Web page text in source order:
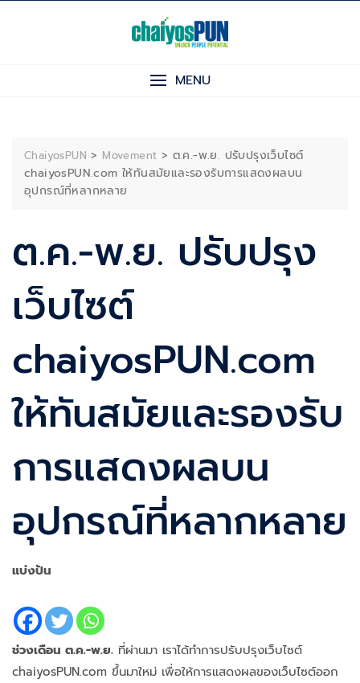
MENU
ChaiyosPUN > Movement > ต.ค.-พ.ย. ปรับปรุงเว็บไซต์
chaiyosPUN.com ให้ทันสมัยและรองรับการแสดงผลบน
อุปกรณ์ที่หลากหลาย
ต.ค.-พ.ย. ปรับปรุง
เว็บไซต์
chaiyosPUN.com
ให้ทันสมัยและรองรับ
การแสดงผลบน
อุปกรณ์ที่หลากหลาย
แบ่งปัน
ช่วงเดือน ต.ค.-พ.ย. ที่ผ่านมา เราได้ทำการปรับปรุงเว็บไซต์
chaiyosPUN.com ขึ้นมาใหม่ เพื่อให้การแสดงผลของเว็บไซต์ออก